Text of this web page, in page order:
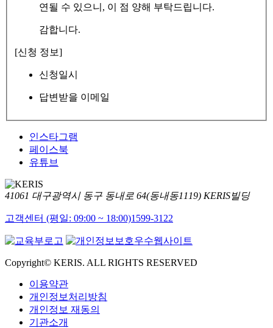
연될 수 있으니, 이 점 양해 부탁드립니다.
감합니다.
[신청 정보]
신청일시
답변받을 이메일
인스타그램
페이스북
유튜브
41061 대구광역시 동구 동내로 64(동내동1119) KERIS빌딩
고객센터 (평일: 09:00 ~ 18:00)1599-3122
Copyright© KERIS. ALL RIGHTS RESERVED
이용약관
개인정보처리방침
개인정보 재동의
기관소개